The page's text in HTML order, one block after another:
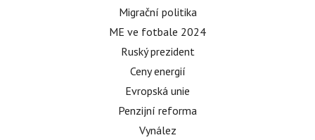
Migrační politika
ME ve fotbale 2024
Ruský prezident
Ceny energií
Evropská unie
Penzijní reforma
Vynález